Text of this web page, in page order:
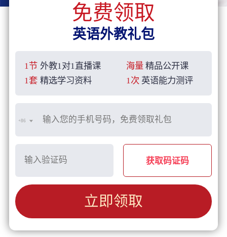
免费领取
英语外教礼包
1节 外教1对1直播课 海量 精品公开课
1套 精选学习资料 1次 英语能力测评
+86
获取码证码
立即领取